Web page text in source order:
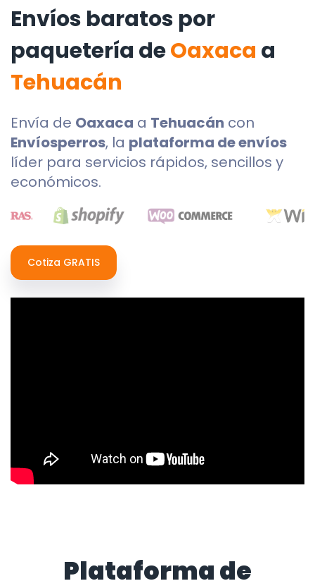
Envíos baratos por
paquetería deOaxaca a
Tehuacán
Envía de Oaxaca a Tehuacán con
Envíosperros, la plataforma de envíos
líder para servicios rápidos, sencillos y
económicos.
Cotiza GRATIS
Plataforma de